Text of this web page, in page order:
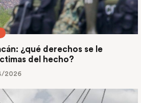
¿qué derechos se le
del hecho?
2026